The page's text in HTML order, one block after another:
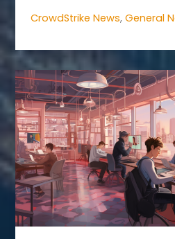
die
bei
der
Auswahl
eines
MDR-
Services
stellen
sollten
CrowdStrike News,General